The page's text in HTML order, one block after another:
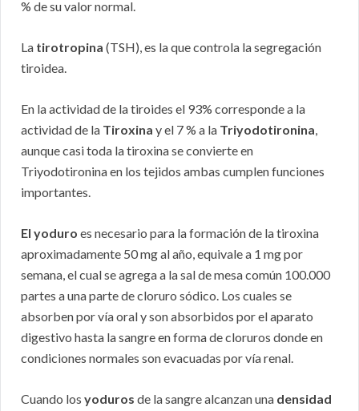
% de su valor normal.
La tirotropina (TSH), es la que controla la segregación
tiroidea.
En la actividad de la tiroides el 93% corresponde a la
actividad de la Tiroxina y el 7 % a la Triyodotironina,
aunque casi toda la tiroxina se convierte en
Triyodotironina en los tejidos ambas cumplen funciones
importantes.
El yoduro es necesario para la formación de la tiroxina
aproximadamente 50 mg al año, equivale a 1 mg por
semana, el cual se agrega a la sal de mesa común 100.000
partes a una parte de cloruro sódico. Los cuales se
absorben por vía oral y son absorbidos por el aparato
digestivo hasta la sangre en forma de cloruros donde en
condiciones normales son evacuadas por vía renal.
Cuando los yoduros de la sangre alcanzan una densidad